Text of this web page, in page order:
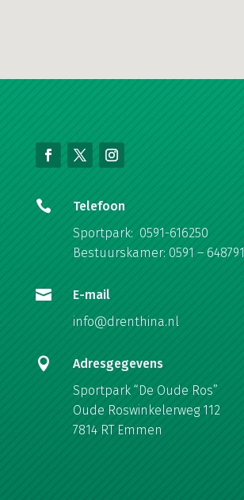

Telefoon
Sportpark: 0591-616250
Bestuurskamer: 0591 – 648791

E-mail
info@drenthina.nl

Adresgegevens
Sportpark “De Oude Ros”
Oude Roswinkelerweg 112
7814 RT Emmen